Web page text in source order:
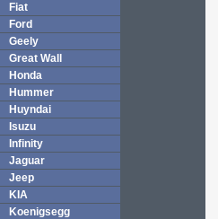
Fiat
Ford
Geely
Great Wall
Honda
Hummer
Huyndai
Isuzu
Infinity
Jaguar
Jeep
KIA
Koenigsegg